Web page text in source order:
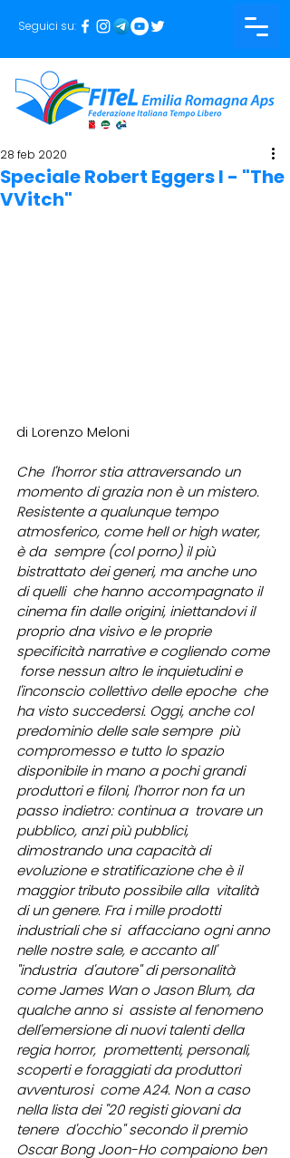
Seguici su:
Speciale Robert Eggers I - "The
VVitch"
28 feb 2020
di Lorenzo Meloni
Che  l'horror stia attraversando un
momento di grazia non è un mistero.
Resistente a qualunque tempo
atmosferico, come hell or high water,
è da  sempre (col porno) il più
bistrattato dei generi, ma anche uno
di quelli  che hanno accompagnato il
cinema fin dalle origini, iniettandovi il
proprio dna visivo e le proprie
specificità narrative e cogliendo come
forse nessun altro le inquietudini e
l'inconscio collettivo delle epoche  che
ha visto succedersi. Oggi, anche col
predominio delle sale sempre  più
compromesso e tutto lo spazio
disponibile in mano a pochi grandi
produttori e filoni, l'horror non fa un
passo indietro: continua a  trovare un
pubblico, anzi più pubblici,
dimostrando una capacità di
evoluzione e stratificazione che è il
maggior tributo possibile alla  vitalità
di un genere. Fra i mille prodotti
industriali che si  affacciano ogni anno
nelle nostre sale, e accanto all'
"industria  d'autore" di personalità
come James Wan o Jason Blum, da
qualche anno si  assiste al fenomeno
dell'emersione di nuovi talenti della
regia horror,  promettenti, personali,
scoperti e foraggiati da produttori
avventurosi  come A24. Non a caso
nella lista dei "20 registi giovani da
tenere  d'occhio" secondo il premio
Oscar Bong Joon-Ho compaiono ben